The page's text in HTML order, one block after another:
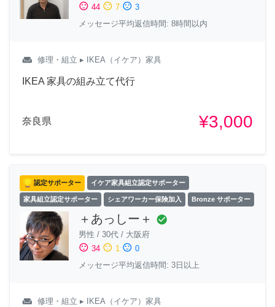
sentiment_satisfied 44 sentiment_neutral 7 sentiment_dissatisfied 3
メッセージ平均返信時間: 8時間以内
weekend 修理・組立 ▸ IKEA（イケア）家具
IKEA 家具の組み立て代行
奈良県 ¥3,000
認定サポーター イケア家具組立認定サポーター
家具組立認定サポーター シェアワーカー保険加入 Bronze サポーター
＋あっしー＋ check_circle
男性 / 30代 / 大阪府
sentiment_satisfied 34 sentiment_neutral 1 sentiment_dissatisfied 0
メッセージ平均返信時間: 3日以上
weekend 修理・組立 ▸ IKEA（イケア）家具